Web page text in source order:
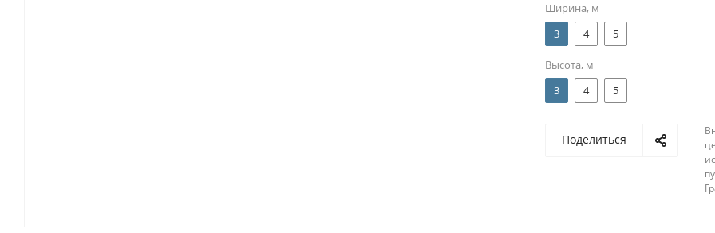
Ширина, м
3
4 5
Высота, м
3
4 5
Поделиться